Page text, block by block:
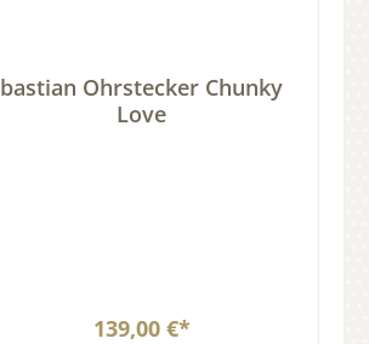
bastian Ohrstecker Chunky
Love
139,00 €*